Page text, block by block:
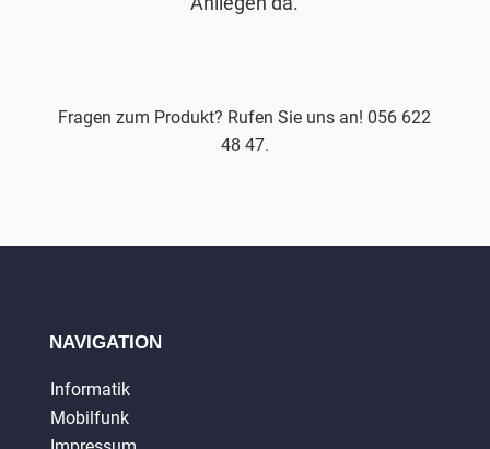
Fragen zum Produkt? Rufen Sie uns an! 056 622
48 47.
NAVIGATION
Informatik
Mobilfunk